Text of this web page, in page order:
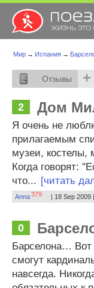
Мир → Испания →
Отзывы +
2 Дом
Я очень не
прилагаемым
музеи, костелы,
Когда говорят:
что... [читать
Anna379 | 18 Sep 2009 |
0
Барселона… Вот
смогут
навсегда.